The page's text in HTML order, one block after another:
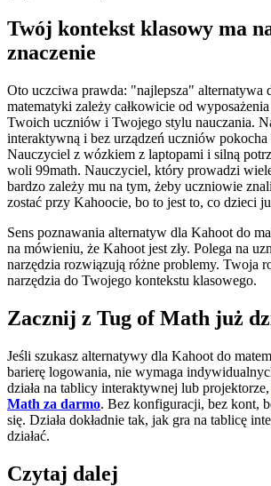
Twój kontekst klasowy ma
znaczenie
Oto uczciwa prawda: "najlepsza" alternatywa
matematyki zależy całkowicie od
Twoich uczniów i Twojego stylu nauczania.
interaktywną i bez urządzeń uczniów
Nauczyciel z wózkiem z laptopami i silną
woli 99math. Nauczyciel, który prowadzi
bardzo zależy mu na tym, żeby uczniowie
zostać przy Kahoocie, bo to jest to, co dzieci
Sens poznawania alternatyw dla Kahoot do
na mówieniu, że Kahoot jest zły. Polega na
narzędzia rozwiązują różne problemy. Twoja
narzędzia do Twojego kontekstu klasowego.
Zacznij z Tug of Math już
Jeśli szukasz alternatywy dla Kahoot do
barierę logowania, nie wymaga
działa na tablicy interaktywnej lub projektorze,
Math za darmo. Bez konfiguracji, bez kont,
się. Działa dokładnie tak, jak gra na tablicę
działać.
Czytaj dalej